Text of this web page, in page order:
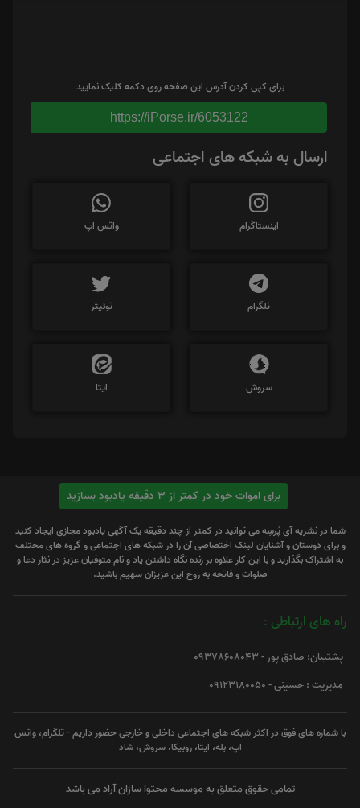
برای کپی کردن آدرس این صفحه روی دکمه کلیک نمایید
https://iPorse.ir/6053122
ارسال به شبکه های اجتماعی
اینستاگرام واتس اپ
تلگرام توئیتر
سروش ایتا
برای اموات خود در کمتر از 3 دقیقه یادبود بسازید
شما در نشریه آی پُرسِه می توانید در کمتر از چند دقیقه یک آگهی یادبود مجازی ایجاد کنید
و برای دوستان و آشنایان لینک اختصاصی آن را در شبکه های اجتماعی و گروه های مختلف
به اشتراک بگذارید و با این کار علاوه بر زنده نگاه داشتن یاد و نام متوفیان عزیز در نثار دعا و
صلوات و فاتحه به روح این عزیزان سهیم باشید.
راه های ارتباطی :
پشتیبان: صادق پور - 09378608043
مدیریت : حسینی - 09123180050
با شماره های فوق در اکثر شبکه های اجتماعی داخلی و خارجی حضور داریم - تلگرام، واتس
اپ، بله، ایتا، روبیکا، سروش، شاد
تمامی حقوق متعلق به موسسه محتوا سازان آراد می باشد